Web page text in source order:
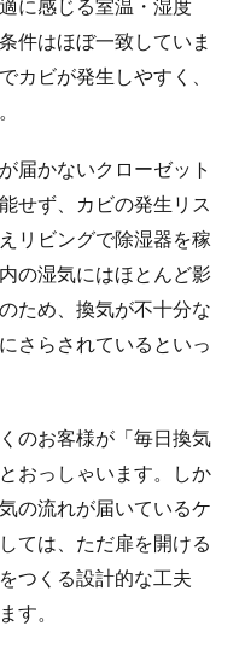
に感じる室温・湿度
件はほぼ一致していま
カビが発生しやすく、
届かないクローゼット
せず、カビの発生リス
リビングで除湿器を稼
の湿気にはほとんど影
ため、換気が不十分な
さらされているといっ
のお客様が「毎日換気
おっしゃいます。しか
の流れが届いているケ
ては、ただ扉を開ける
つくる設計的な工夫
す。